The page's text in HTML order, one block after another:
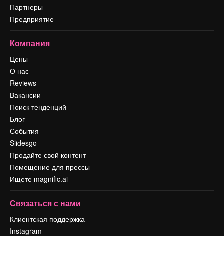
Партнеры
Предприятие
Компания
Цены
О нас
Reviews
Вакансии
Поиск тенденций
Блог
События
Slidesgo
Продайте свой контент
Помещение для прессы
Ищете magnific.ai
Связаться с нами
Клиентская поддержка
Instagram